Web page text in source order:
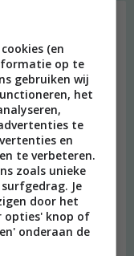
(en
op te
gebruiken wij
het
te
en
te verbeteren.
zoals unieke
Je
door het
opties' knop of
onderaan de